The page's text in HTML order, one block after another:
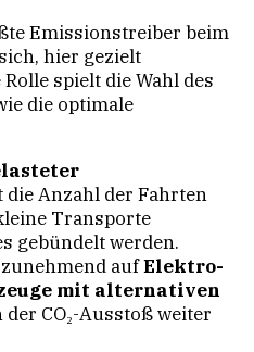
Emissionstreiber beim
hier gezielt
spielt die Wahl des
die optimale
Anzahl der Fahrten
Transporte
gebündelt werden.
aufElektro-
mit alternativen
CO₂-Ausstoß weiter